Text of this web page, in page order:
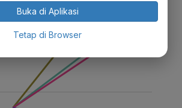
Buka di Aplikasi
Tetap di Browser